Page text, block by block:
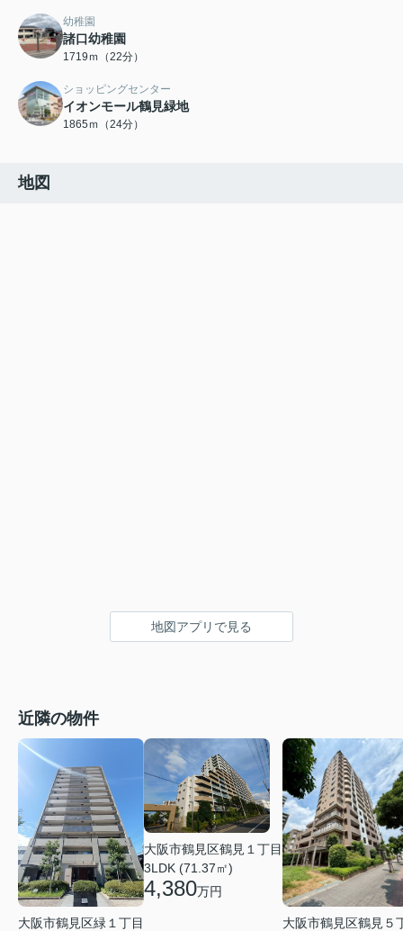
幼稚園
諸口幼稚園
1719ｍ（22分）
ショッピングセンター
イオンモール鶴見緑地
1865ｍ（24分）
地図
地図アプリで見る
近隣の物件
大阪市鶴見区緑１丁目
大阪市鶴見区鶴見１丁目
3LDK (71.37㎡)
4,380万円
大阪市鶴見区鶴見５